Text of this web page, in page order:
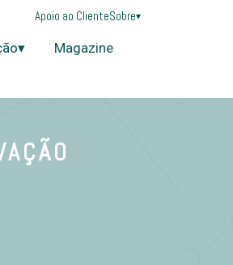
Apoio ao ClienteSobre▾
Magazine